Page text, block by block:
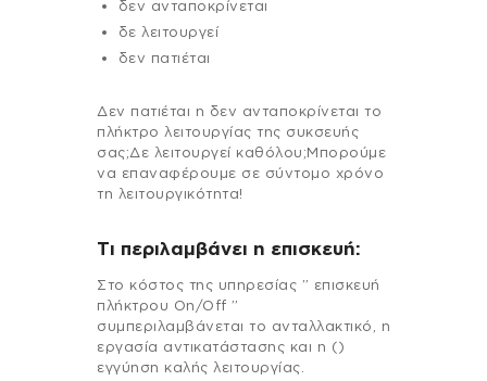
δεν ανταποκρίνεται
δε λειτουργεί
δεν πατιέται
Δεν πατιέται η δεν ανταποκρίνεται το
πλήκτρο λειτουργίας της συκσευής
σας;Δε λειτουργεί καθόλου;Μπορούμε
να επαναφέρουμε σε σύντομο χρόνο
τη λειτουργικότητα!
Τι περιλαμβάνει η επισκευή:
Στo κόστος της υπηρεσίας ” επισκευή
πλήκτρου On/Off ”
συμπεριλαμβάνεται το ανταλλακτικό, η
εργασία αντικατάστασης και η ()
εγγύηση καλής λειτουργίας.